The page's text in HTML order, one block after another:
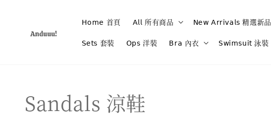
𝖧𝗈𝗆𝖾 首頁 𝖠𝗅𝗅 所有商品 𝖭𝖾𝗐 𝖠𝗋𝗋𝗂𝗏𝖺𝗅𝗌 精選新品
𝖲𝖾𝗍𝗌 套裝 𝖮𝗉𝗌 洋裝 𝖡𝗋𝖺 內衣 𝖲𝗐𝗂𝗆𝗌𝗎𝗂𝗍 泳裝
Sandals 涼鞋